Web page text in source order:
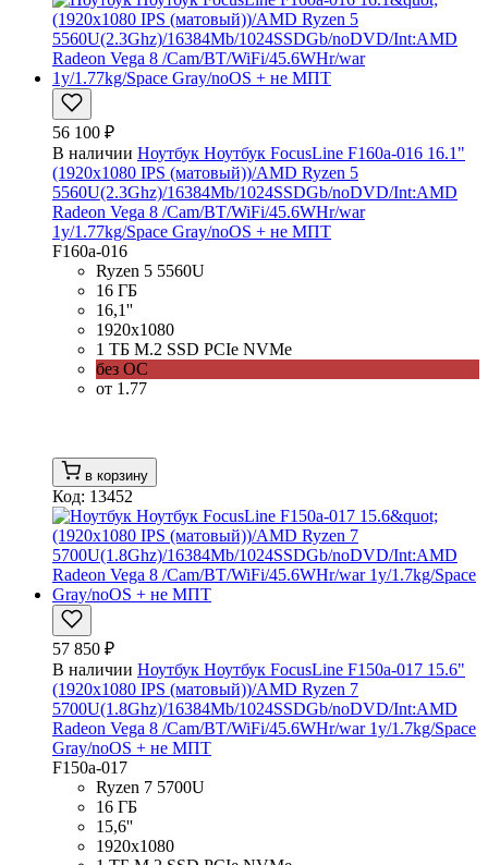
56 100 ₽
В наличии Ноутбук Ноутбук FocusLine F160a-016 16.1"
(1920x1080 IPS (матовый))/AMD Ryzen 5
5560U(2.3Ghz)/16384Mb/1024SSDGb/noDVD/Int:AMD
Radeon Vega 8 /Cam/BT/WiFi/45.6WHr/war
1y/1.77kg/Space Gray/noOS + не МПТ
F160a-016
Ryzen 5 5560U
16 ГБ
16,1''
1920x1080
1 ТБ M.2 SSD PCIe NVMe
без ОС
от 1.77
в корзину
Код: 13452
57 850 ₽
В наличии Ноутбук Ноутбук FocusLine F150a-017 15.6"
(1920x1080 IPS (матовый))/AMD Ryzen 7
5700U(1.8Ghz)/16384Mb/1024SSDGb/noDVD/Int:AMD
Radeon Vega 8 /Cam/BT/WiFi/45.6WHr/war 1y/1.7kg/Space
Gray/noOS + не МПТ
F150a-017
Ryzen 7 5700U
16 ГБ
15,6''
1920x1080